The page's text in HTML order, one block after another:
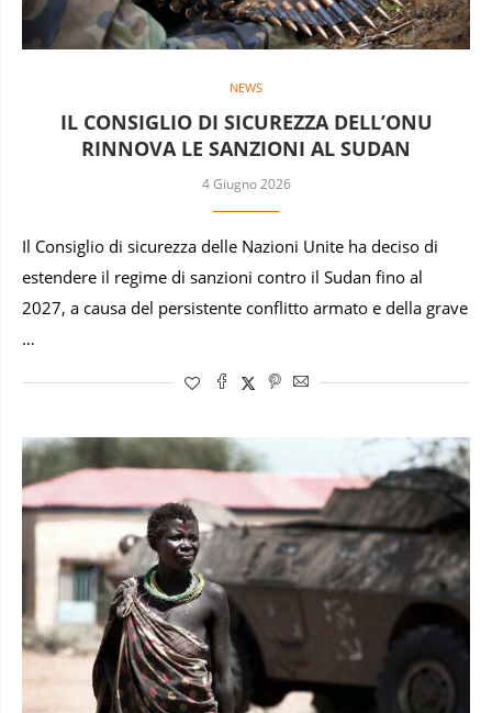
NEWS
IL CONSIGLIO DI SICUREZZA DELL’ONU
RINNOVA LE SANZIONI AL SUDAN
4 Giugno 2026
Il Consiglio di sicurezza delle Nazioni Unite ha deciso di
estendere il regime di sanzioni contro il Sudan fino al
2027, a causa del persistente conflitto armato e della grave
…